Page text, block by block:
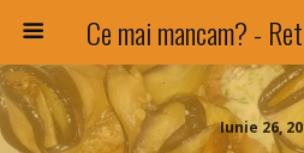
Iunie 26,